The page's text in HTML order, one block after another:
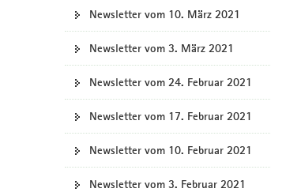
Newsletter vom 10. März 2021
Newsletter vom 3. März 2021
Newsletter vom 24. Februar 2021
Newsletter vom 17. Februar 2021
Newsletter vom 10. Februar 2021
Newsletter vom 3. Februar 2021